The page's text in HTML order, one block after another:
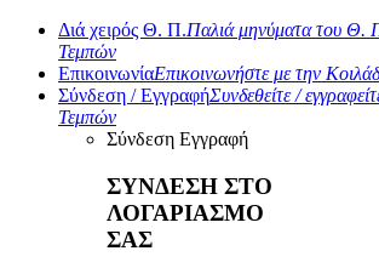
Διά χειρός Θ. Π.Παλιά μηνύματα του Θ.
Τεμπών
ΕπικοινωνίαΕπικοινωνήστε με την
Σύνδεση / ΕγγραφήΣυνδεθείτε /
Τεμπών
Σύνδεση Εγγραφή
ΣΥΝΔΕΣΗ ΣΤΟ
ΛΟΓΑΡΙΑΣΜΟ
ΣΑΣ